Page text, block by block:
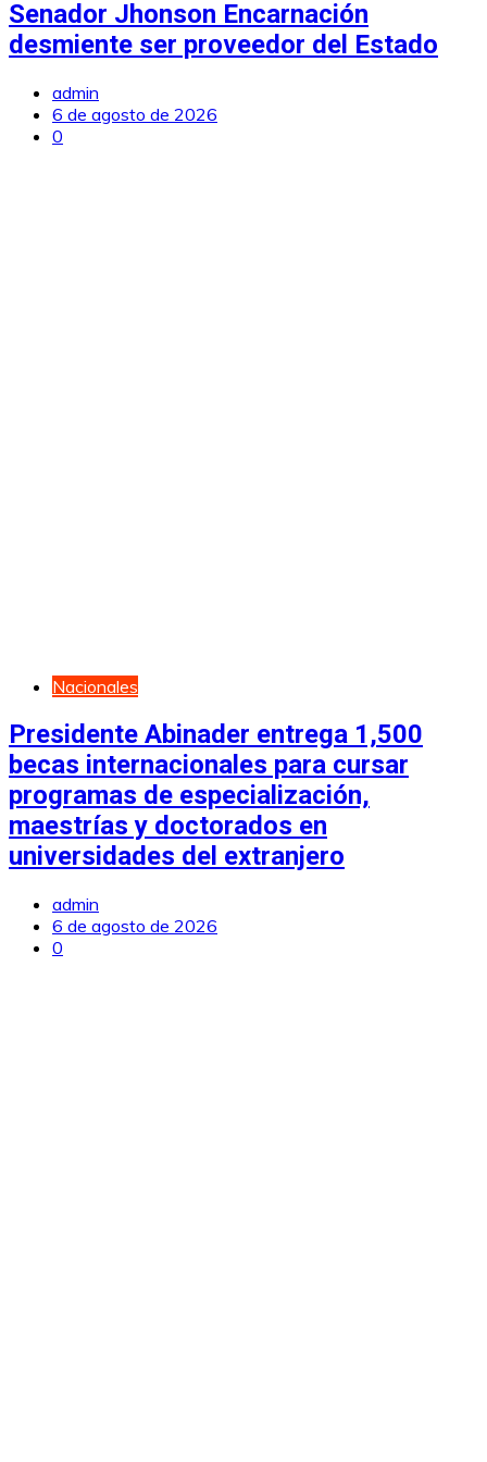
Senador Jhonson Encarnación
desmiente ser proveedor del Estado
admin
6 de agosto de 2026
0
Nacionales
Presidente Abinader entrega 1,500
becas internacionales para cursar
programas de especialización,
maestrías y doctorados en
universidades del extranjero
admin
6 de agosto de 2026
0